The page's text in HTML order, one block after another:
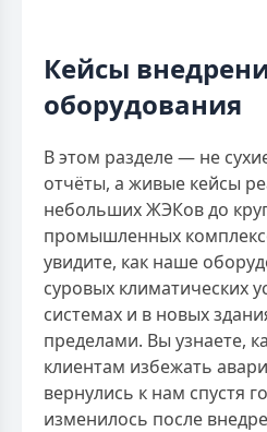
Кейсы
оборудования
В этом разделе — не
отчёты, а живые кейсы
небольших ЖЭКов до
промышленных
увидите, как наше
суровых климатических
системах и в новых
пределами. Вы узнаете,
клиентам избежать
вернулись к нам спустя
изменилось после